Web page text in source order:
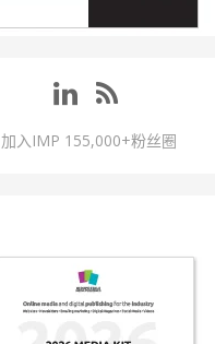
加入IMP 155,000+粉丝圈